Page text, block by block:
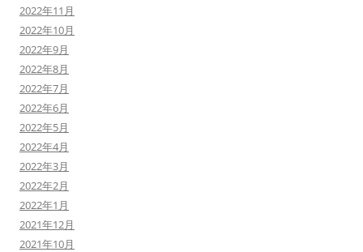
2022年11月
2022年10月
2022年9月
2022年8月
2022年7月
2022年6月
2022年5月
2022年4月
2022年3月
2022年2月
2022年1月
2021年12月
2021年10月